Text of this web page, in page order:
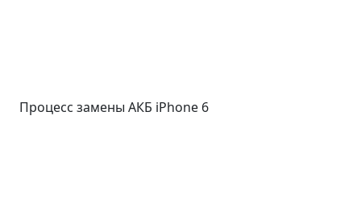
Процесс замены АКБ iPhone 6